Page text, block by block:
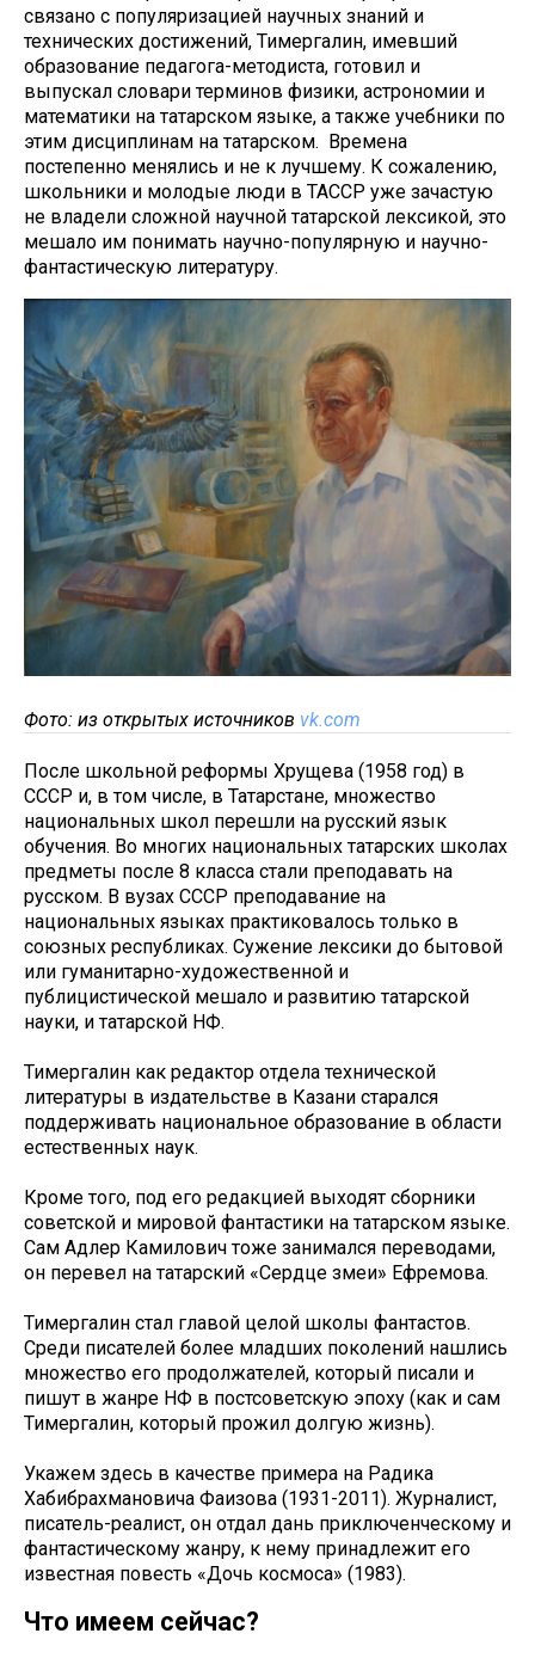
связано с популяризацией научных знаний и
технических достижений, Тимергалин, имевший
образование педагога-методиста, готовил и
выпускал словари терминов физики, астрономии и
математики на татарском языке, а также учебники по
этим дисциплинам на татарском. Времена
постепенно менялись и не к лучшему. К сожалению,
школьники и молодые люди в ТАССР уже зачастую
не владели сложной научной татарской лексикой, это
мешало им понимать научно-популярную и научно-
фантастическую литературу.
Фото: из открытых источников vk.com
После школьной реформы Хрущева (1958 год) в
СССР и, в том числе, в Татарстане, множество
национальных школ перешли на русский язык
обучения. Во многих национальных татарских школах
предметы после 8 класса стали преподавать на
русском. В вузах СССР преподавание на
национальных языках практиковалось только в
союзных республиках. Сужение лексики до бытовой
или гуманитарно-художественной и
публицистической мешало и развитию татарской
науки, и татарской НФ.
Тимергалин как редактор отдела технической
литературы в издательстве в Казани старался
поддерживать национальное образование в области
естественных наук.
Кроме того, под его редакцией выходят сборники
советской и мировой фантастики на татарском языке.
Сам Адлер Камилович тоже занимался переводами,
он перевел на татарский «Сердце змеи» Ефремова.
Тимергалин стал главой целой школы фантастов.
Среди писателей более младших поколений нашлись
множество его продолжателей, который писали и
пишут в жанре НФ в постсоветскую эпоху (как и сам
Тимергалин, который прожил долгую жизнь).
Укажем здесь в качестве примера на Радика
Хабибрахмановича Фаизова (1931-2011). Журналист,
писатель-реалист, он отдал дань приключенческому и
фантастическому жанру, к нему принадлежит его
известная повесть «Дочь космоса» (1983).
Что имеем сейчас?